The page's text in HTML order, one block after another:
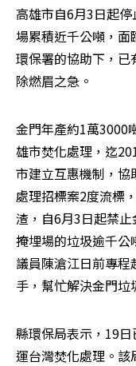
高雄市自6月3日起
場累積近千公噸，
環保署的協助下，
除燃眉之急。
金門年產約1萬3000
雄市焚化處理，迄
市建立互惠機制，
處理招標案2度流標
渣，自6月3日起禁
掩埋場的垃圾逾千
議員陳滄江日前專
手，幫忙解決金門垃
縣環保局表示，19
運台灣焚化處理。